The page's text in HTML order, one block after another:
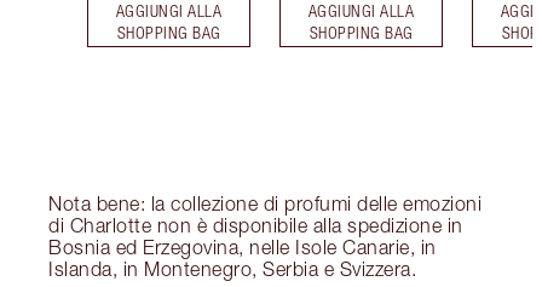
AGGIUNGI ALLA
SHOPPING BAG
AGGIUNGI ALLA
SHOPPING BAG
Nota bene: la collezione di profumi delle emozioni
di Charlotte non è disponibile alla spedizione in
Bosnia ed Erzegovina, nelle Isole Canarie, in
Islanda, in Montenegro, Serbia e Svizzera.